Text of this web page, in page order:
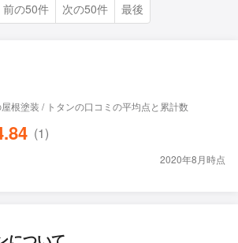
前の50件 次の50件 最後
根塗装 / トタンの口コミの平均点と累計数
(1)
2020年8月時点